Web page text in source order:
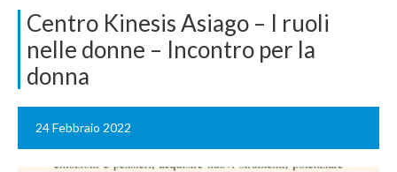
Centro Kinesis Asiago – I ruoli
nelle donne – Incontro per la
donna
24 Febbraio 2022